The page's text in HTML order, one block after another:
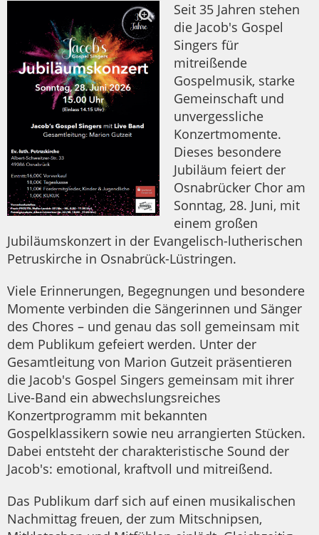
Seit 35 Jahren stehen
die Jacob's Gospel
Singers für
mitreißende
Gospelmusik, starke
Gemeinschaft und
unvergessliche
Konzertmomente.
Dieses besondere
Jubiläum feiert der
Osnabrücker Chor am
Sonntag, 28. Juni, mit
einem großen
Jubiläumskonzert in der Evangelisch-lutherischen
Petruskirche in Osnabrück-Lüstringen.
Viele Erinnerungen, Begegnungen und besondere
Momente verbinden die Sängerinnen und Sänger
des Chores – und genau das soll gemeinsam mit
dem Publikum gefeiert werden. Unter der
Gesamtleitung von Marion Gutzeit präsentieren
die Jacob's Gospel Singers gemeinsam mit ihrer
Live-Band ein abwechslungsreiches
Konzertprogramm mit bekannten
Gospelklassikern sowie neu arrangierten Stücken.
Dabei entsteht der charakteristische Sound der
Jacob's: emotional, kraftvoll und mitreißend.
Das Publikum darf sich auf einen musikalischen
Nachmittag freuen, der zum Mitschnipsen,